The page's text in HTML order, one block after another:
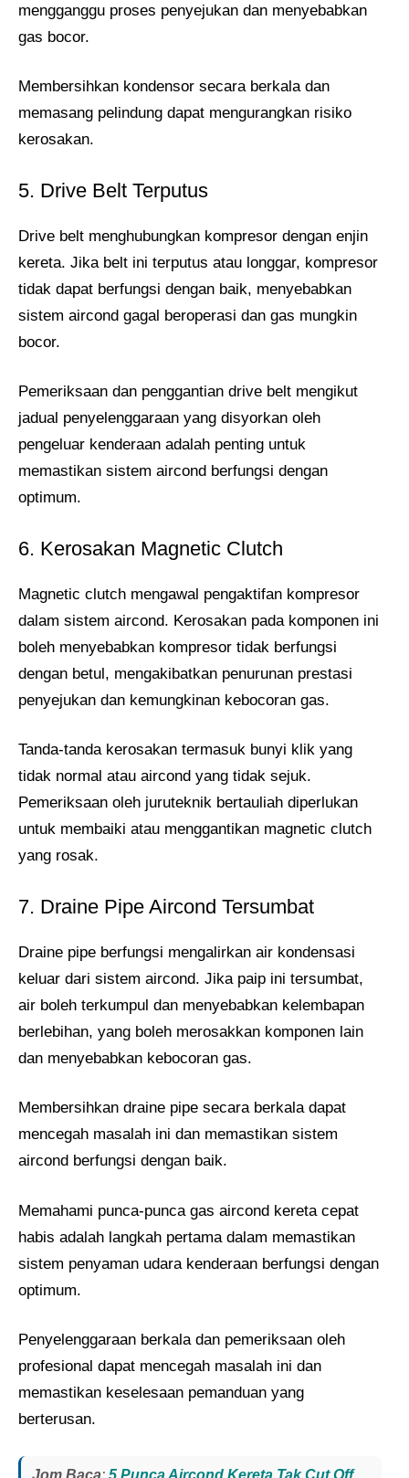
mengganggu proses penyejukan dan menyebabkan
gas bocor.
Membersihkan kondensor secara berkala dan
memasang pelindung dapat mengurangkan risiko
kerosakan.
5. Drive Belt Terputus
Drive belt menghubungkan kompresor dengan enjin
kereta. Jika belt ini terputus atau longgar, kompresor
tidak dapat berfungsi dengan baik, menyebabkan
sistem aircond gagal beroperasi dan gas mungkin
bocor.
Pemeriksaan dan penggantian drive belt mengikut
jadual penyelenggaraan yang disyorkan oleh
pengeluar kenderaan adalah penting untuk
memastikan sistem aircond berfungsi dengan
optimum.
6. Kerosakan Magnetic Clutch
Magnetic clutch mengawal pengaktifan kompresor
dalam sistem aircond. Kerosakan pada komponen ini
boleh menyebabkan kompresor tidak berfungsi
dengan betul, mengakibatkan penurunan prestasi
penyejukan dan kemungkinan kebocoran gas.
Tanda-tanda kerosakan termasuk bunyi klik yang
tidak normal atau aircond yang tidak sejuk.
Pemeriksaan oleh juruteknik bertauliah diperlukan
untuk membaiki atau menggantikan magnetic clutch
yang rosak.
7. Draine Pipe Aircond Tersumbat
Draine pipe berfungsi mengalirkan air kondensasi
keluar dari sistem aircond. Jika paip ini tersumbat,
air boleh terkumpul dan menyebabkan kelembapan
berlebihan, yang boleh merosakkan komponen lain
dan menyebabkan kebocoran gas.
Membersihkan draine pipe secara berkala dapat
mencegah masalah ini dan memastikan sistem
aircond berfungsi dengan baik.
Memahami punca-punca gas aircond kereta cepat
habis adalah langkah pertama dalam memastikan
sistem penyaman udara kenderaan berfungsi dengan
optimum.
Penyelenggaraan berkala dan pemeriksaan oleh
profesional dapat mencegah masalah ini dan
memastikan keselesaan pemanduan yang
berterusan.
Jom Baca: 5 Punca Aircond Kereta Tak Cut Off​